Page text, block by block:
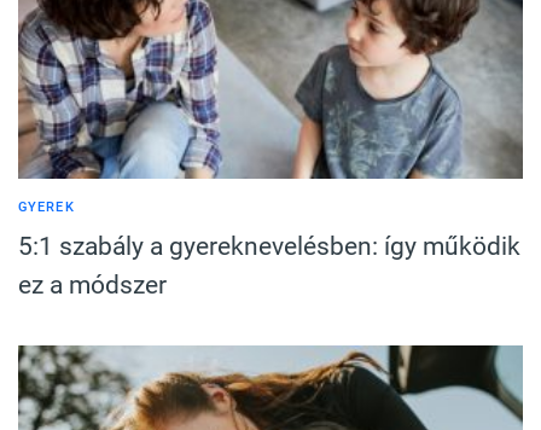
GYEREK
5:1 szabály a gyereknevelésben: így működik
ez a módszer